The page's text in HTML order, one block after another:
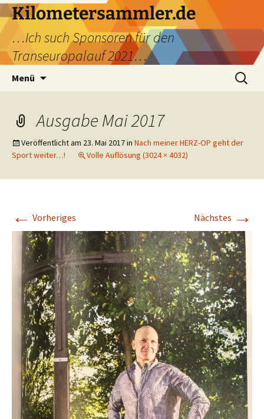
Kilometersammler.de
…Ich such Sponsoren für den
Transeuropalauf 2021…
Menü
Suchen
nach:
Ausgabe Mai 2017
Veröffentlicht am 23. Mai 2017in Nach meiner HERZ-OP geht der
Sport weiter…!
Volle Auflösung (3024 × 4032)
← Vorheriges Nächstes →